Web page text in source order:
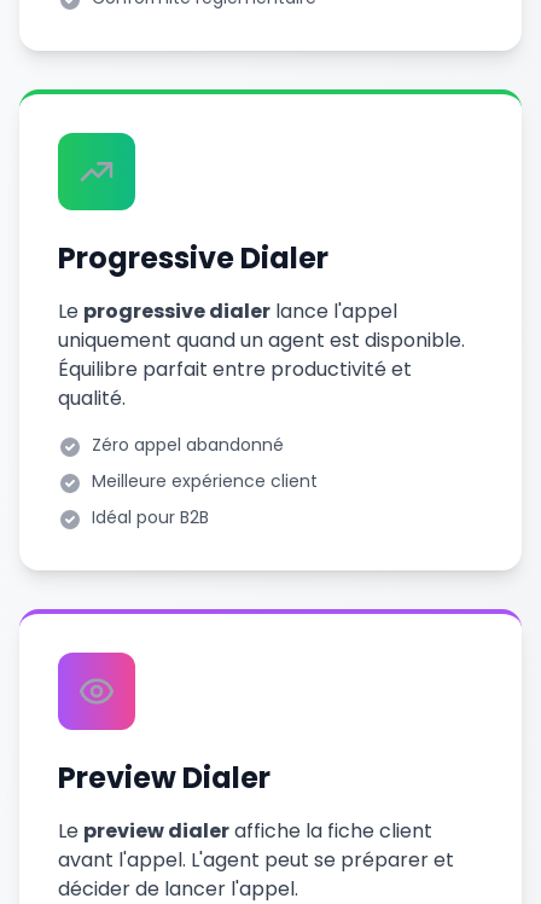
Progressive Dialer
Le progressive dialer lance l'appel
uniquement quand un agent est disponible.
Équilibre parfait entre productivité et
qualité.
Zéro appel abandonné
Meilleure expérience client
Idéal pour B2B
Preview Dialer
Le preview dialeraffiche la fiche client
avant l'appel. L'agent peut se préparer et
décider de lancer l'appel.